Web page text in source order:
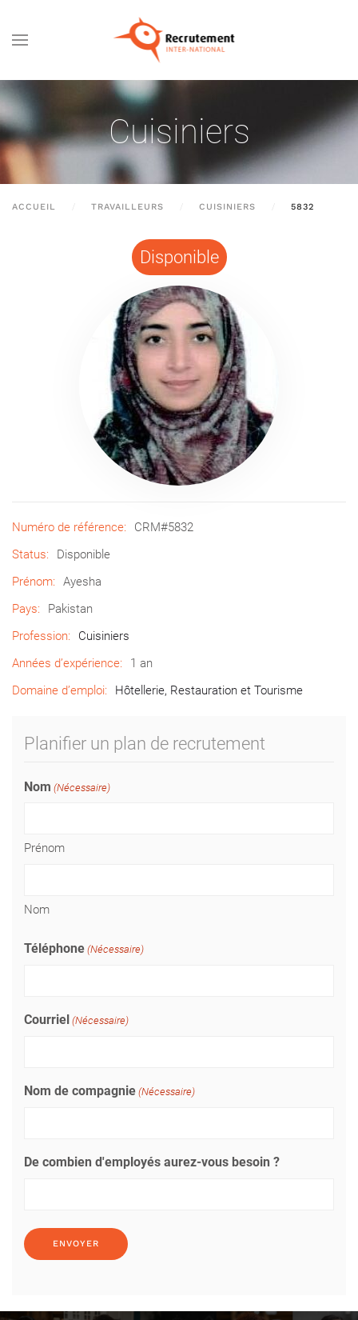
Passer au contenu principal
Cuisiniers
ACCUEIL TRAVAILLEURS CUISINIERS 5832
Disponible
Numéro de référence:
CRM#5832
Status:
Disponible
Prénom:
Ayesha
Pays:
Pakistan
Profession:
Cuisiniers
Années d’expérience:
1 an
Domaine d’emploi:
Hôtellerie, Restauration et Tourisme
Planifier un plan de recrutement
Nom (Nécessaire)
Prénom
Nom
Téléphone (Nécessaire)
Courriel (Nécessaire)
Nom de compagnie (Nécessaire)
De combien d'employés aurez-vous besoin ?